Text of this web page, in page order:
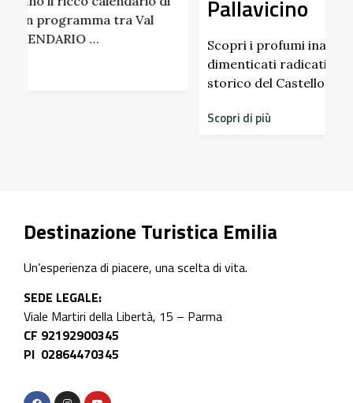
Pallavicino
Scopri i profumi inaspettati di erbe e frutti
dimenticati radicati da secoli. Nel giardino
storico del Castello di Scipione …
Destinazione Turistica Emilia
Un’esperienza di piacere, una scelta di vita.
SEDE LEGALE:
Viale Martiri della Libertà, 15 – Parma
CF 92192900345
PI 02864470345